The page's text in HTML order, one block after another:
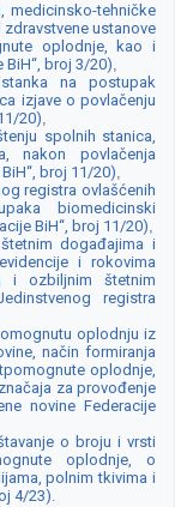
medicinsko-tehničke
ustanove
oplodnje, kao i
BiH“, broj 3/20),
na postupak
izjave o povlačenju
20),
spolnih stanica,
nakon povlačenja
broj 11/20),
registra ovlašćenih
biomedicinski
BiH“, broj 11/20),
događajima i
i rokovima
i ozbiljnim štetnim
registra
oplodnju iz
način formiranja
oplodnje,
za provođenje
novine Federacije
o broju i vrsti
oplodnje, o
polnim tkivima i
4/23).